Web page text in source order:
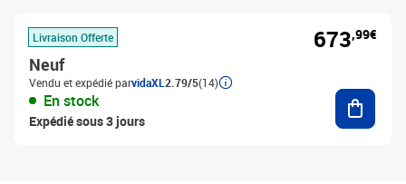
Livraison Offerte
Neuf
Vendu et expédié parvidaXL 2.79/5(14)
En stock
Expédié sous 3 jours
673,99€